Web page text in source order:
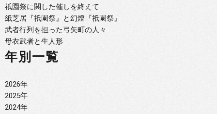
祇園祭に関した催しを終えて
紙芝居『祇園祭』と幻燈『祇園祭』
武者行列を担った弓矢町の人々
母衣武者と生人形
年別一覧
2026年
2025年
2024年